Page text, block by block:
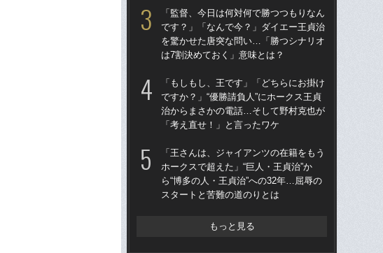
「監督、今日は何対何で勝つつもりなん
です？」「なんで今？」ダイエー王貞治
を驚かせた唐突な問い…「勝つシナリオ
は7割決めておく」意味とは？
「もしもし、王です」「どちらにお掛け
ですか？」“優勝請負人”にホークス王貞
治からまさかの電話…そして野村克也が
「考え直せ！」と言ったワケ
「王さんは、ジャイアンツの在籍をもう
ホークスで超えた」“巨人・王貞治”か
ら“博多の人・王貞治”への32年…屈辱の
スタートと苦難の道のりとは
もっと見る